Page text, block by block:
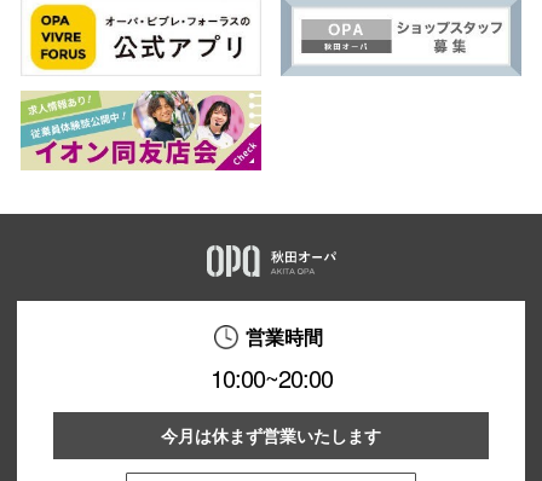
営業時間
10:00~20:00
今月は休まず営業いたします